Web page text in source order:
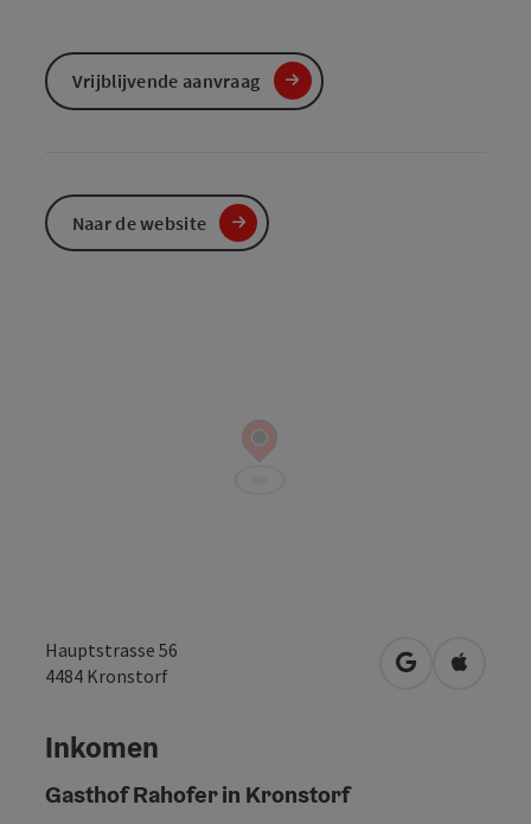
Hauptstrasse 56
4484 Kronstorf Openen in
Inkomen
Gasthof Rahofer in Kronstorf
Vrijblijvende aanvraag
Naar de website